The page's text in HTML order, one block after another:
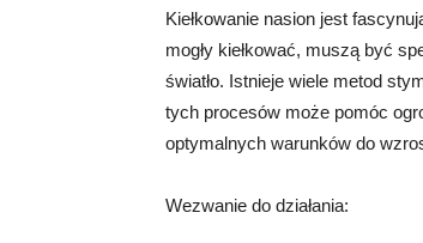
Kiełkowanie nasion jest
mogły kiełkować, muszą być
światło. Istnieje wiele metod
tych procesów może pomóc
optymalnych warunków do
Wezwanie do działania: